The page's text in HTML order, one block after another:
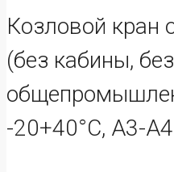
Козловой кран
(без кабины,
-20+40°С, А3-А4